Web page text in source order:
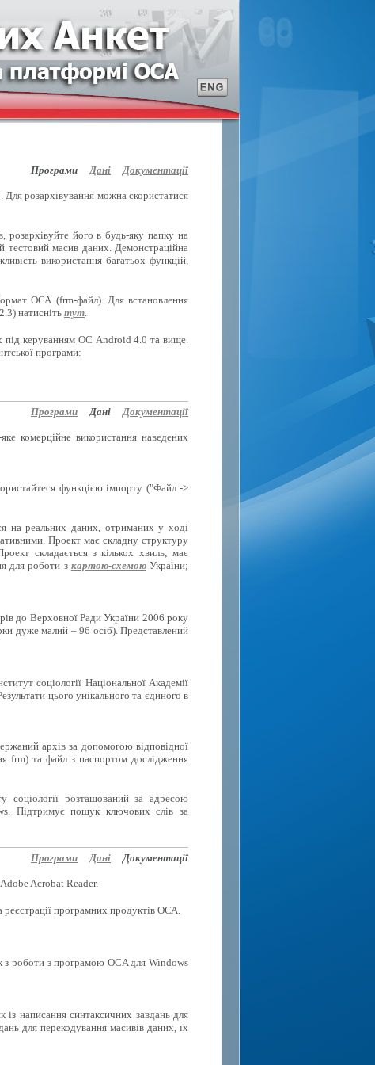
ПрограмиДані Документації
Для розархівування можна скористатися
розархівуйте його в будь-яку папку на
тестовий масив даних. Демонстраційна
використання багатьох функцій,
ОСА (frm-файл). Для встановлення
натисніть тут.
під керуванням ОС Android 4.0 та вище.
програми:
Програми ДаніДокументації
комерційне використання наведених
функцією імпорту ("Файл ->
на реальних даних, отриманих у ході
Проект має складну структуру
складається з кількох хвиль; має
для роботи з картою-схемоюУкраїни;
до Верховної Ради України 2006 року
дуже малий – 96 осіб). Представлений
соціології Національної Академії
цього унікального та єдиного в
архів за допомогою відповідної
frm) та файл з паспортом дослідження
соціології розташований за адресою
Підтримує пошук ключових слів за
Програми Дані Документації
Acrobat Reader.
реєстрації програмних продуктів ОСА.
з роботи з програмою OCA для Windows
із написання синтаксичних завдань для
для перекодування масивів даних, їх